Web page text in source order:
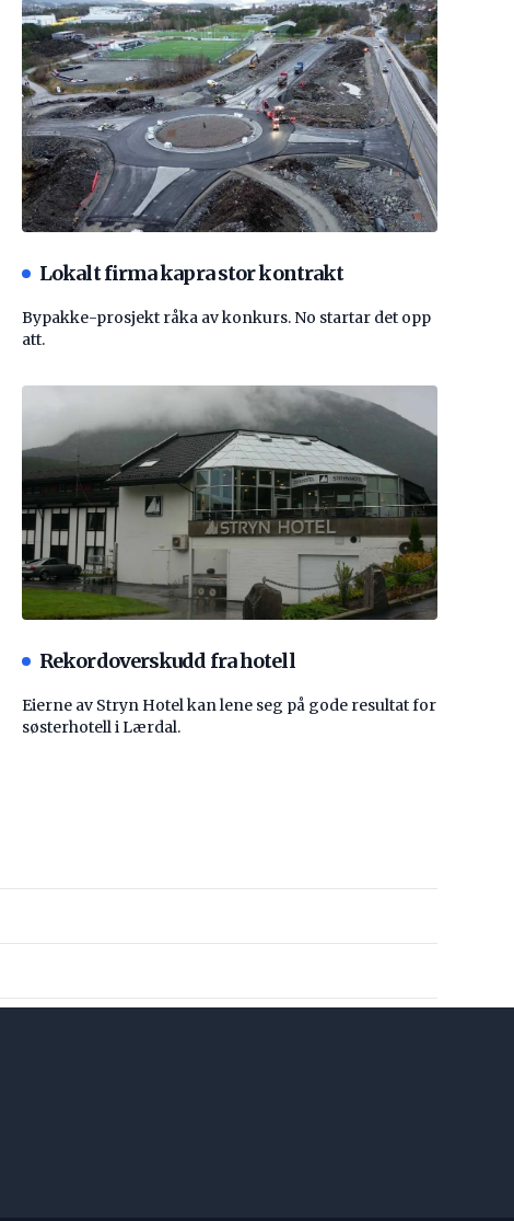
Lokalt firma kapra stor kontrakt
Bypakke-prosjekt råka av konkurs. No startar det opp
att.
Rekordoverskudd fra hotell
Eierne av Stryn Hotel kan lene seg på gode resultat for
søsterhotell i Lærdal.